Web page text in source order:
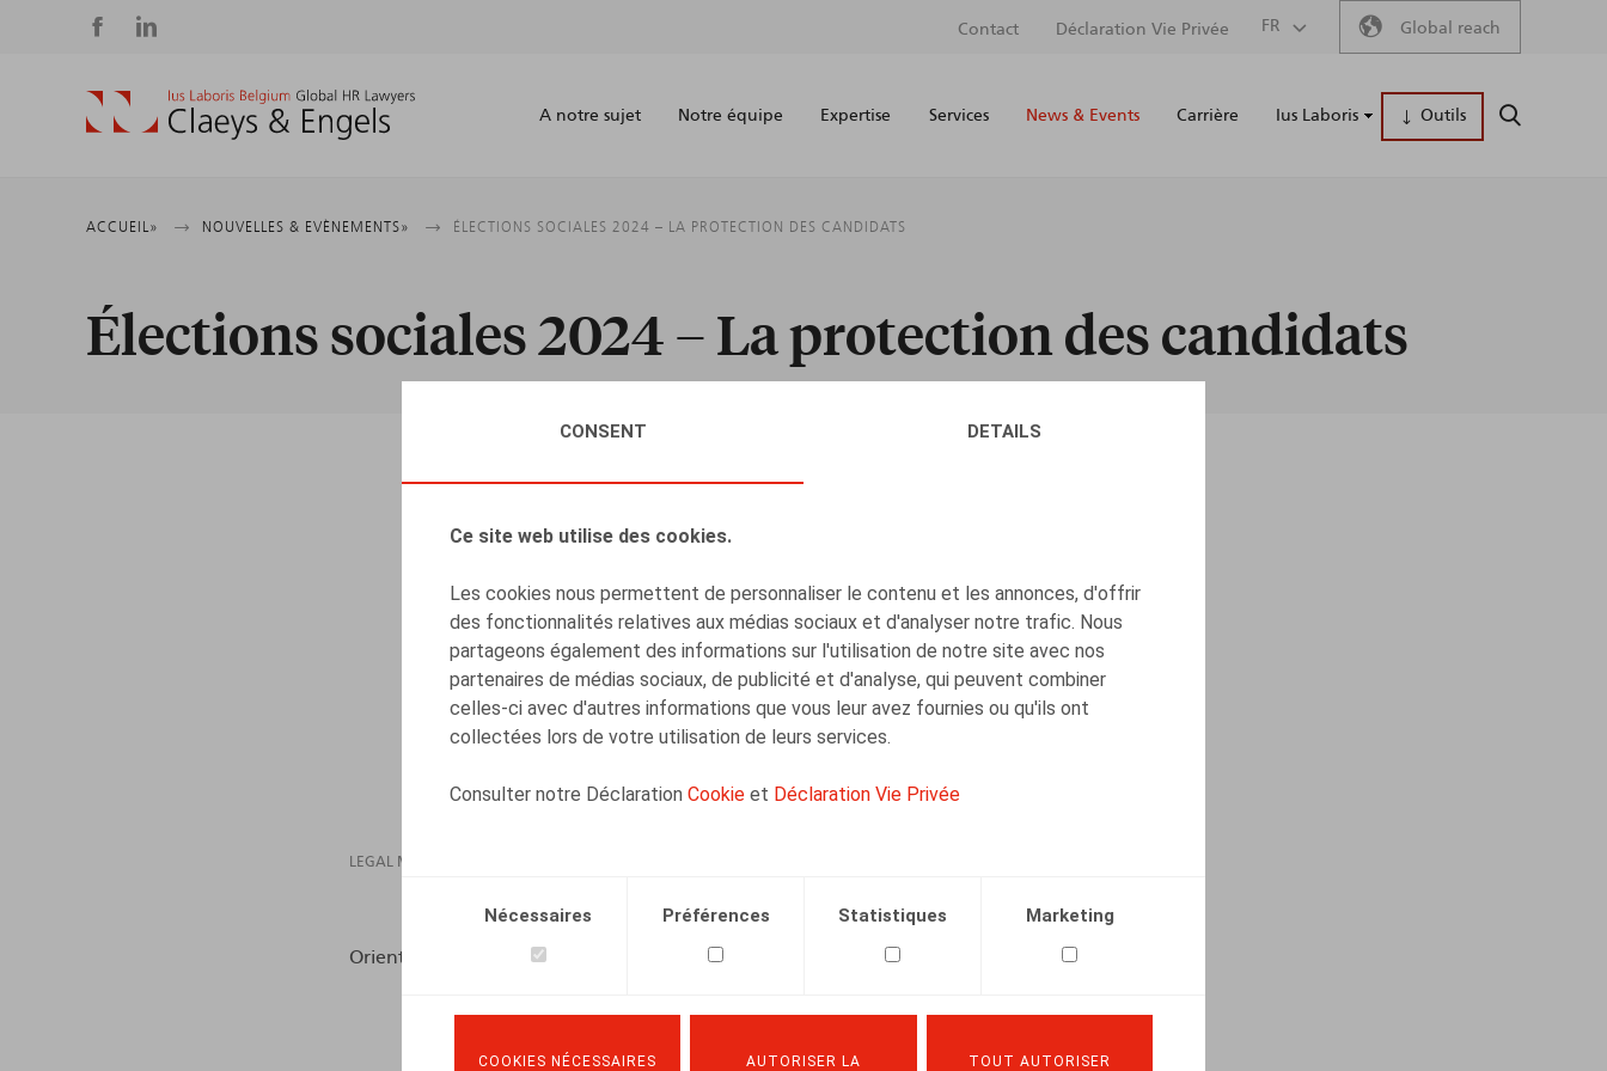
CONSENT DETAILS
Ce site web utilise des cookies.
Les cookies nous permettent de personnaliser le contenu et les annonces, d'offrir
des fonctionnalités relatives aux médias sociaux et d'analyser notre trafic. Nous
partageons également des informations sur l'utilisation de notre site avec nos
partenaires de médias sociaux, de publicité et d'analyse, qui peuvent combiner
celles-ci avec d'autres informations que vous leur avez fournies ou qu'ils ont
collectées lors de votre utilisation de leurs services.
Consulter notre Déclaration Cookie et Déclaration Vie Privée
Nécessaires Préférences Statistiques Marketing
COOKIES NÉCESSAIRES AUTORISER LA TOUT AUTORISER
Social
media
Secondary
menu
Contact Déclaration Vie Privée FR Global reach
Main
A notre sujet Notre équipe Expertise Services News & Events Carrière Ius Laboris Outils
Fil
d'Ariane
ACCUEIL NOUVELLES & EVÈNEMENTS ÉLECTIONS SOCIALES 2024 – LA PROTECTION DES CANDIDATS
Élections sociales 2024 – La protection des candidats
LEGAL MAGAZINES
Orientations, 2023, liv. 9, pp. 2 - 11
Lenaerts